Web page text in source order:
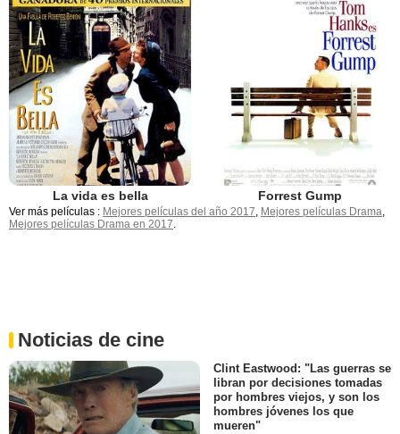
La vida es bella Forrest Gump
Ver más películas : Mejores películas del año 2017 Mejores películas Drama
Mejores películas Drama en 2017
Noticias de cine
Clint Eastwood: "Las guerras se
libran por decisiones tomadas
por hombres viejos, y son los
hombres jóvenes los que
mueren"